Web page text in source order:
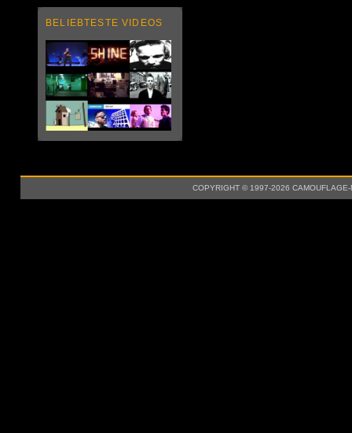
BELIEBTESTE VIDEOS
COPYRIGHT © 1997-2026 CAMOUFLAGE-